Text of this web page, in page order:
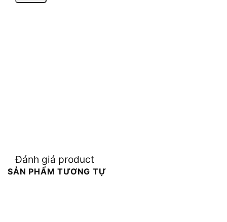
Đánh giá product
SẢN PHẨM TƯƠNG TỰ